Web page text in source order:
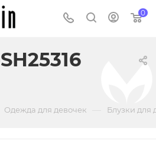
0
Одежда для девочек Блузки для